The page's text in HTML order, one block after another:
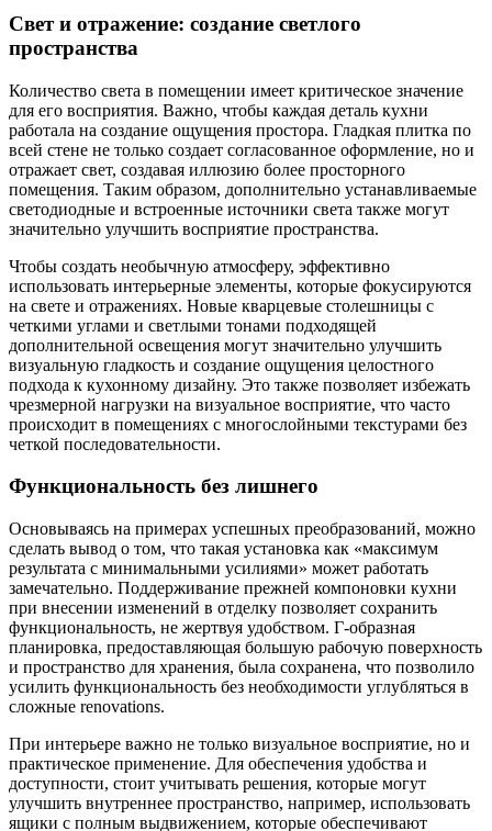
Свет и отражение: создание светлого
пространства
Количество света в помещении имеет критическое значение
для его восприятия. Важно, чтобы каждая деталь кухни
работала на создание ощущения простора. Гладкая плитка по
всей стене не только создает согласованное оформление, но и
отражает свет, создавая иллюзию более просторного
помещения. Таким образом, дополнительно устанавливаемые
светодиодные и встроенные источники света также могут
значительно улучшить восприятие пространства.
Чтобы создать необычную атмосферу, эффективно
использовать интерьерные элементы, которые фокусируются
на свете и отражениях. Новые кварцевые столешницы с
четкими углами и светлыми тонами подходящей
дополнительной освещения могут значительно улучшить
визуальную гладкость и создание ощущения целостного
подхода к кухонному дизайну. Это также позволяет избежать
чрезмерной нагрузки на визуальное восприятие, что часто
происходит в помещениях с многослойными текстурами без
четкой последовательности.
Функциональность без лишнего
Основываясь на примерах успешных преобразований, можно
сделать вывод о том, что такая установка как «максимум
результата с минимальными усилиями» может работать
замечательно. Поддерживание прежней компоновки кухни
при внесении изменений в отделку позволяет сохранить
функциональность, не жертвуя удобством. Г-образная
планировка, предоставляющая большую рабочую поверхность
и пространство для хранения, была сохранена, что позволило
усилить функциональность без необходимости углубляться в
сложные renovations.
При интерьере важно не только визуальное восприятие, но и
практическое применение. Для обеспечения удобства и
доступности, стоит учитывать решения, которые могут
улучшить внутреннее пространство, например, использовать
ящики с полным выдвижением, которые обеспечивают